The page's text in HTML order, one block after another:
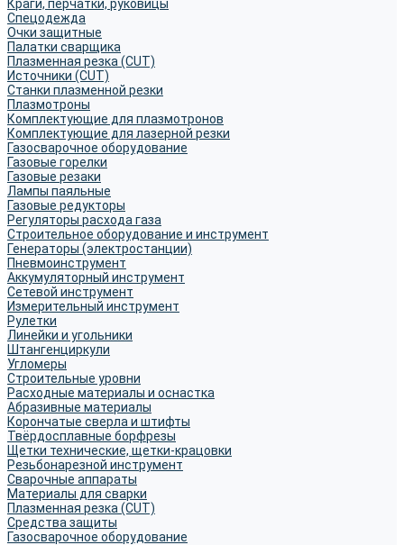
Краги, перчатки, руковицы
Спецодежда
Очки защитные
Палатки сварщика
Плазменная резка (CUT)
Источники (CUT)
Станки плазменной резки
Плазмотроны
Комплектующие для плазмотронов
Комплектующие для лазерной резки
Газосварочное оборудование
Газовые горелки
Газовые резаки
Лампы паяльные
Газовые редукторы
Регуляторы расхода газа
Строительное оборудование и инструмент
Генераторы (электростанции)
Пневмоинструмент
Аккумуляторный инструмент
Сетевой инструмент
Измерительный инструмент
Рулетки
Линейки и угольники
Штангенциркули
Угломеры
Строительные уровни
Расходные материалы и оснастка
Абразивные материалы
Корончатые сверла и штифты
Твёрдосплавные борфрезы
Щетки технические, щетки-крацовки
Резьбонарезной инструмент
Сварочные аппараты
Материалы для сварки
Плазменная резка (CUT)
Средства защиты
Газосварочное оборудование